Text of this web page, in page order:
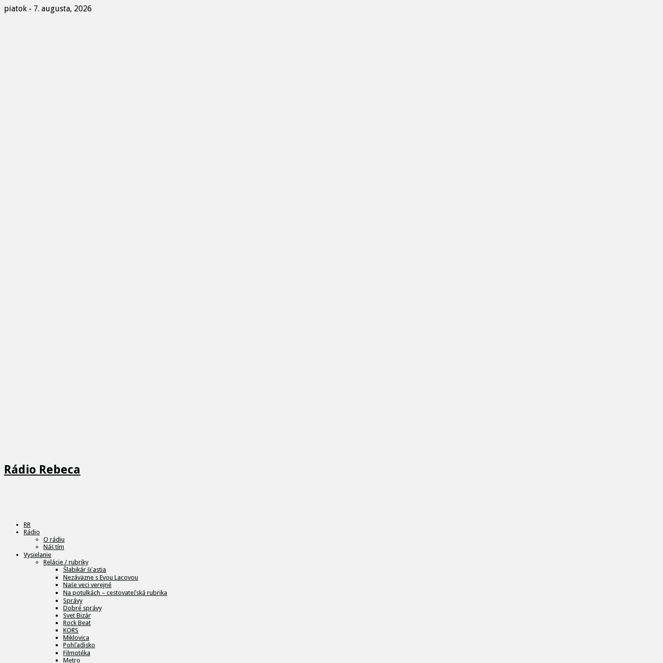
piatok - 7. augusta, 2026
Rádio Rebeca
RR
Rádio
O rádiu
Náš tím
Vysielanie
Relácie / rubriky
Šlabikár šťastia
Nezáväzne s Evou Lacovou
Naše veci verejné
Na potulkách – cestovateľská rubrika
Správy
Dobré správy
Svet Bizár
Rock Beat
KORS
Miklovica
Pohľadisko
Filmotéka
Metro